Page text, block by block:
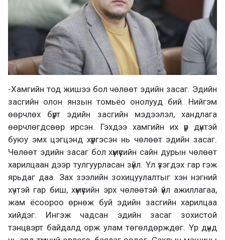
-Хамгийн тод жишээ бол чөлөөт эдийн засаг. Эдийн
засгийн олон янзын томьёо онолууд бий. Нийгэм
өөрчлөх бүрт эдийн засгийн мэдээлэл, хандлага
өөрчлөгдсөөр ирсэн. Гэхдээ хамгийн их үр дүнтэй
буюу эмх цэгцэнд хүргэсэн нь чөлөөт эдийн засаг.
Чөлөөт эдийн засаг бол хүмүүсийн сайн дурын чөлөөт
харилцаан дээр тулгуурласан зүйл. Үл үзэгдэх гар гэж
ярьдаг даа. Зах зээлийн зохицуулалтыг хэн нэгний
хүчтэй гар биш, хүмүүсийн эрх чөлөөтэй үйл ажиллагаа,
жам ёсоороо өрнөж буй эдийн засгийн харилцаа
хийдэг. Ингэж чадсан эдийн засаг зохистой
тэнцвэрт байдалд орж улам төгөлдөрждөг. Үр дүнд